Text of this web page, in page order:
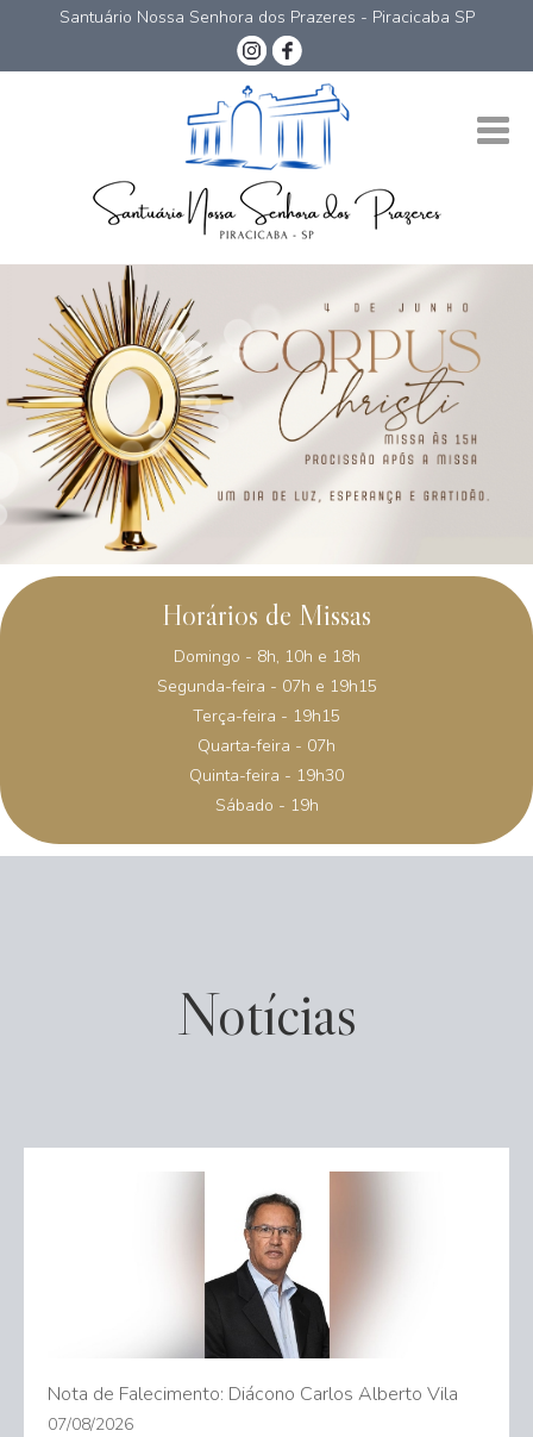
Santuário Nossa Senhora dos Prazeres - Piracicaba SP
Nossa Senhora dos Prazeres
Horários de Missas
Domingo - 8h, 10h e 18h
Segunda-feira - 07h e 19h15
Terça-feira - 19h15
Quarta-feira - 07h
Quinta-feira - 19h30
Sábado - 19h
Notícias
Nota de Falecimento: Diácono Carlos Alberto Vila
07/08/2026